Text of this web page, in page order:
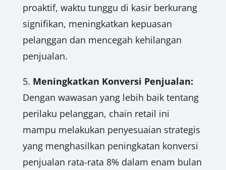
proaktif, waktu tunggu di kasir berkurang
signifikan, meningkatkan kepuasan
pelanggan dan mencegah kehilangan
penjualan.
5. Meningkatkan Konversi Penjualan:
Dengan wawasan yang lebih baik tentang
perilaku pelanggan, chain retail ini
mampu melakukan penyesuaian strategis
yang menghasilkan peningkatan konversi
penjualan rata-rata 8% dalam enam bulan